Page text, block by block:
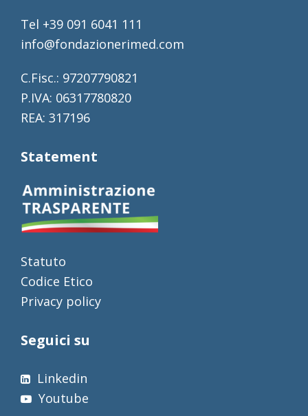
Tel +39 091 6041 111
info@fondazionerimed.com
C.Fisc.: 97207790821
P.IVA: 06317780820
REA: 317196
Statement
Statuto
Codice Etico
Privacy policy
Seguici su
Linkedin
Youtube